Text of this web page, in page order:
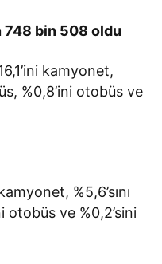
748 bin 508 oldu
kamyonet,
%0,8’ini otobüs ve
%5,6’sını
otobüs ve %0,2’sini